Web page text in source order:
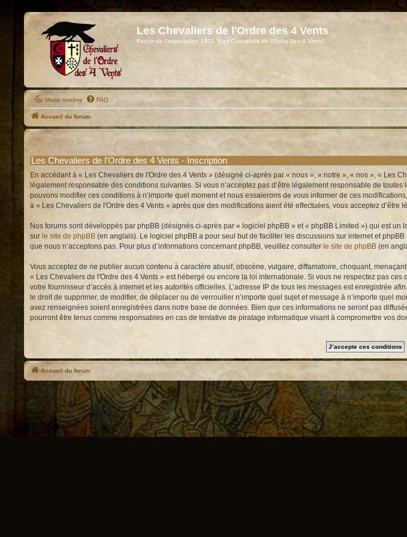
Les Chevaliers de l'Ordre des 4 Vents
Forum de l'association 1901 "Les Chevaliers de l'Ordre des 4 Vents"
Mode sombre FAQ
Accueil du forum
Les Chevaliers de l'Ordre des 4 Vents - Inscription
En accédant à « Les Chevaliers de l'Ordre des 4 Vents » (désigné ci-après par « nous », « notre », « nos », « Les
légalement responsable des conditions suivantes. Si vous n’acceptez pas d’être légalement responsable de
pouvons modifier ces conditions à n’importe quel moment et nous essaierons de vous informer de ces
à « Les Chevaliers de l'Ordre des 4 Vents » après que des modifications aient été effectuées, vous acceptez
Nos forums sont développés par phpBB (désignés ci-après par « logiciel phpBB » et « phpBB Limited ») qui est un
sur le site de phpBB (en anglais). Le logiciel phpBB a pour seul but de faciliter les discussions sur internet et
que nous n’acceptons pas. Pour plus d’informations concernant phpBB, veuillez consulter le site de phpBB (en
Vous acceptez de ne publier aucun contenu à caractère abusif, obscène, vulgaire, diffamatoire, choquant,
« Les Chevaliers de l'Ordre des 4 Vents » est hébergé ou encore la loi internationale. Si vous ne respectez pas
votre fournisseur d’accès à internet et les autorités officielles. L’adresse IP de tous les messages est enregistrée
le droit de supprimer, de modifier, de déplacer ou de verrouiller n’importe quel sujet et message à n’importe quel
avez renseignées soient enregistrées dans notre base de données. Bien que ces informations ne seront pas
pourront être tenus comme responsables en cas de tentative de piratage informatique visant à compromettre vos
Accueil du forum
Développé parphpBB®
Traduction française
Confidentialité